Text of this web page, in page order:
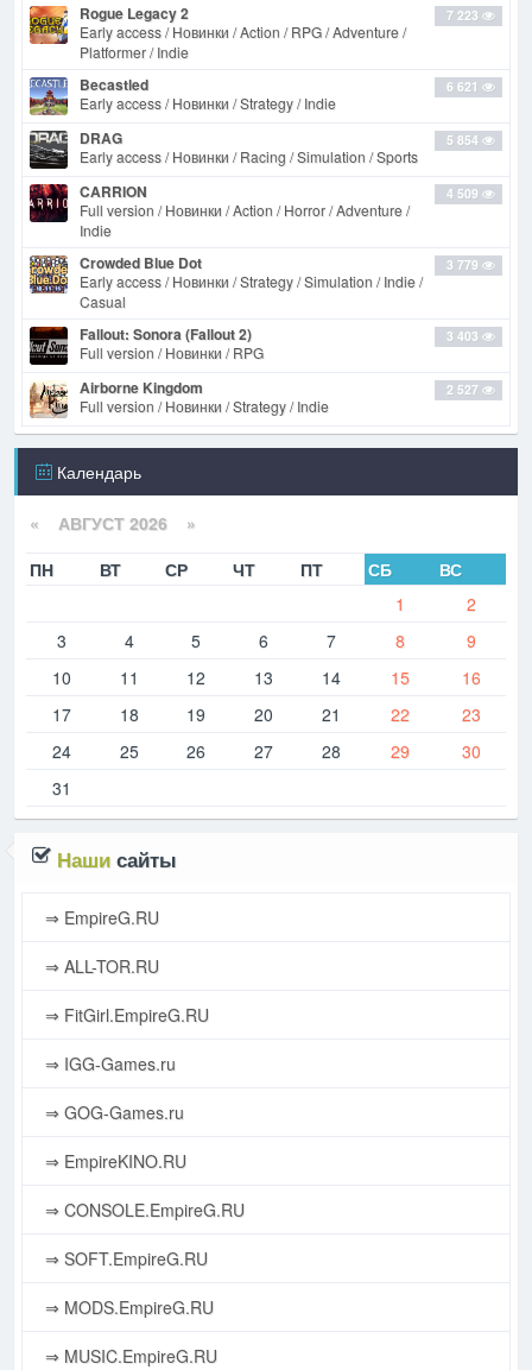
7 223
Rogue Legacy 2
Early access / Новинки / Action / RPG / Adventure /
Platformer / Indie
6 621
Becastled
Early access / Новинки / Strategy / Indie
5 854
DRAG
Early access / Новинки / Racing / Simulation / Sports
4 509
CARRION
Full version / Новинки / Action / Horror / Adventure /
Indie
3 779
Crowded Blue Dot
Early access / Новинки / Strategy / Simulation / Indie /
Casual
3 403
Fallout: Sonora (Fallout 2)
Full version / Новинки / RPG
2 527
Airborne Kingdom
Full version / Новинки / Strategy / Indie
Календарь
« АВГУСТ 2026 »
ПН
ВТ СР ЧТ ПТ СБ
ВС
1
2
3
4 5 6 7 8
9
10
11 12 13 14 15
16
17
18 19 20 21 22
23
24
25 26 27 28 29
30
31
Наши сайты
⇒ EmpireG.RU
⇒ ALL-TOR.RU
⇒ FitGirl.EmpireG.RU
⇒ IGG-Games.ru
⇒ GOG-Games.ru
⇒ EmpireKINO.RU
⇒ CONSOLE.EmpireG.RU
⇒ SOFT.EmpireG.RU
⇒ MODS.EmpireG.RU
⇒ MUSIC.EmpireG.RU